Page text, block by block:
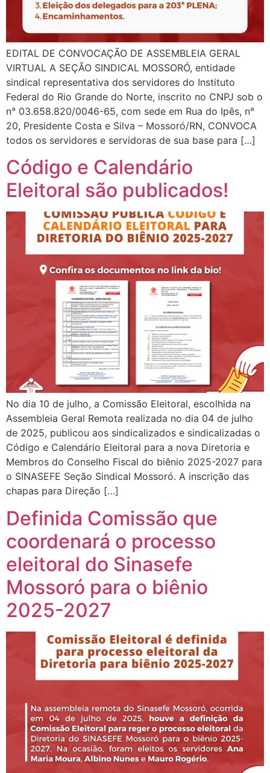
EDITAL DE CONVOCAÇÃO DE ASSEMBLEIA GERAL
VIRTUAL A SEÇÃO SINDICAL MOSSORÓ, entidade
sindical representativa dos servidores do Instituto
Federal do Rio Grande do Norte, inscrito no CNPJ sob o
n° 03.658.820/0046-65, com sede em Rua do Ipês, n°
20, Presidente Costa e Silva – Mossoró/RN, CONVOCA
todos os servidores e servidoras de sua base para […]
Código e Calendário
Eleitoral são publicados!
No dia 10 de julho, a Comissão Eleitoral, escolhida na
Assembleia Geral Remota realizada no dia 04 de julho
de 2025, publicou aos sindicalizados e sindicalizadas o
Código e Calendário Eleitoral para a nova Diretoria e
Membros do Conselho Fiscal do biênio 2025-2027 para
o SINASEFE Seção Sindical Mossoró. A inscrição das
chapas para Direção […]
Definida Comissão que
coordenará o processo
eleitoral do Sinasefe
Mossoró para o biênio
2025-2027